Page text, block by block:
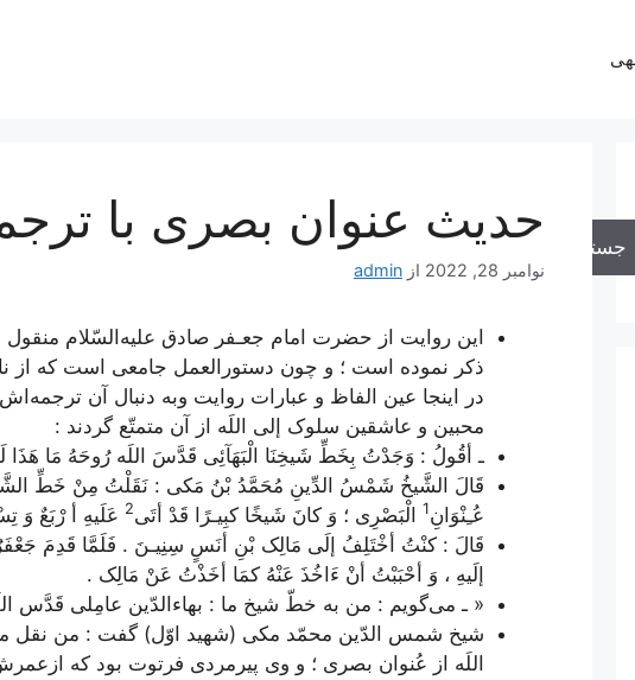
حدیث عنوان بصری با
نوامبر 28, 2022 از admin
این روایت از حضرت امام جعـفر صادق علیه‌السّلام
ذکر نموده است ؛ و چون دستورالعمل جامعی است که از
در اینجا عین الفاظ و عبارات روایت وبه دنبال آن
محبین و عاشقین سلوک إلی اللَه از آن متمتّع گردند :
ـ أقُولُ : وَجَدْتُ بِخَطِّ شَیخِنَا الْبَهَآئِی قَدَّسَ اللَه رُوحَهُ مَا هَذَا
قَالَ الشَّیخُ شَمْسُ الدِّینِ مُحَمَّدُ بْنُ مَکی : نَقَلْتُ مِنْ خَطِّ
عُـِنْوَانِ1 الْبَصْرِی ؛ وَ کانَ شَیخًا کبِیـرًا قَدْ أتَی2 عَلَیهِ أ رْبَعٌ وَ
قَالَ : کنْتُ أخْتَلِفُ إلَی مَالِک بْنِ أنَسٍ سِنِیـنَ . فَلَمَّا قَدِمَ جَعْفَرٌ
إلَیهِ ، وَ أحْبَبْتُ أنْ ءَ‌اخُذَ عَنْهُ کمَا أخَذْتُ عَنْ مَالِک .
« ـ می‌گویم : من به خطّ شیخ ما : بهاء‌الدّین عامِلی قَدَّس
شیخ شمس الدّین محمّد مکی (شهید اوّل) گفت : من نقل
اللَه از عُنوان بصری ؛ و وی پیرمردی فرتوت بود که
جستجو